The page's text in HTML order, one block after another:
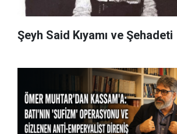
Şeyh Said Kıyamı ve Şehadeti